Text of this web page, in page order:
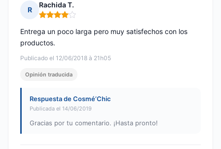
R
Rachida T.
Nota: 4 de 5
Publicado el 12/06/2018 à 21h05
Entrega un poco larga pero muy satisfechos con los
productos.
Opinión traducida
Respuesta de Cosmé’Chic
Publicada el 14/06/2019
Gracias por tu comentario. ¡Hasta pronto!